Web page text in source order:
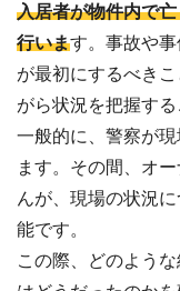
入居者が物件内で
行います。事故や
が最初にするべき
がら状況を把握する
一般的に、警察が
ます。その間、オ
んが、現場の状況
能です。
この際、どのよう